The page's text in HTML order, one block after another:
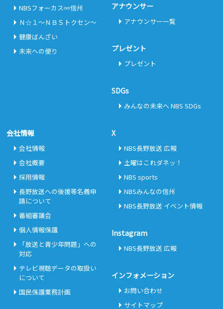
NBSフォーカス∞信州
Ｎ☆１～ＮＢＳトクセン～
健康ばんざい
未来への便り
アナウンサー
アナウンサー一覧
プレゼント
プレゼント
SDGs
みんなの未来へ NBS SDGs
会社情報
会社情報
会社概要
採用情報
長野放送への後援等名義申
請について
番組審議会
個人情報保護
「放送と青少年問題」への
対応
テレビ視聴データの取扱い
について
国民保護業務計画
X
NBS長野放送 広報
土曜はこれダネッ！
NBS sports
NBSみんなの信州
NBS長野放送 イベント情報
Instagram
NBS長野放送 広報
インフォメーション
お問い合わせ
サイトマップ